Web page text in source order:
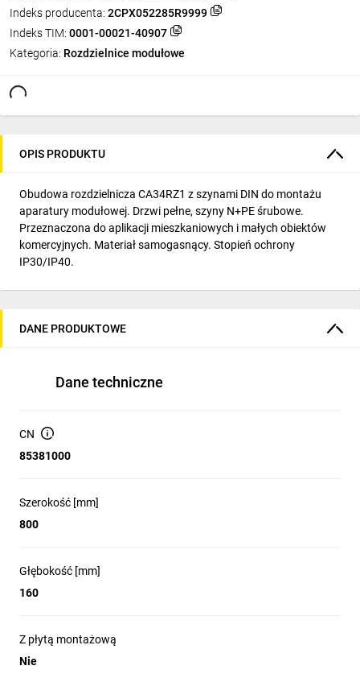
Indeks producenta: 2CPX052285R9999
Indeks TIM: 0001-00021-40907
Kategoria: Rozdzielnice modułowe
OPIS PRODUKTU
Obudowa rozdzielnicza CA34RZ1 z szynami DIN do montażu
aparatury modułowej. Drzwi pełne, szyny N+PE śrubowe.
Przeznaczona do aplikacji mieszkaniowych i małych obiektów
komercyjnych. Materiał samogasnący. Stopień ochrony
IP30/IP40.
DANE PRODUKTOWE
Dane techniczne
CN
85381000
Szerokość [mm]
800
Głębokość [mm]
160
Z płytą montażową
Nie